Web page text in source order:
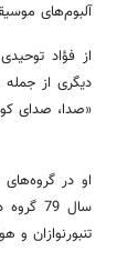
آلبوم‌های
دیگری از جمله
«صدا، صدای
او در
تنبورنوازان و